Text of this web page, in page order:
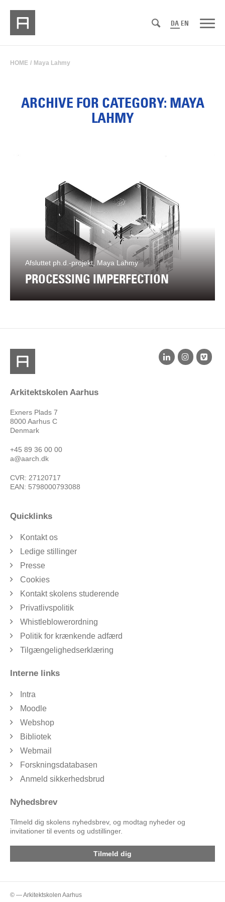
DA EN
HOME / Maya Lahmy
ARCHIVE FOR CATEGORY: MAYA
LAHMY
Afsluttet ph.d.-projekt, Maya Lahmy
PROCESSING IMPERFECTION
Arkitektskolen Aarhus
Exners Plads 7
8000 Aarhus C
Denmark
+45 89 36 00 00
a@aarch.dk
CVR: 27120717
EAN: 5798000793088
Quicklinks
Kontakt os
Ledige stillinger
Presse
Cookies
Kontakt skolens studerende
Privatlivspolitik
Whistleblowerordning
Politik for krænkende adfærd
Tilgængelighedserklæring
Interne links
Intra
Moodle
Webshop
Bibliotek
Webmail
Forskningsdatabasen
Anmeld sikkerhedsbrud
Nyhedsbrev
Tilmeld dig skolens nyhedsbrev, og modtag nyheder og
invitationer til events og udstillinger.
Tilmeld dig
© — Arkitektskolen Aarhus